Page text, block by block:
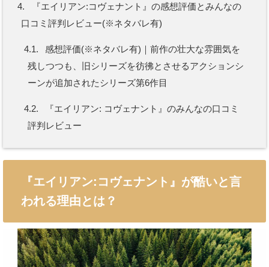
4.
『エイリアン:コヴェナント』の感想評価とみんなの
口コミ評判レビュー(※ネタバレ有)
4.1.
感想評価(※ネタバレ有)｜前作の壮大な雰囲気を
残しつつも、旧シリーズを彷彿とさせるアクションシ
ーンが追加されたシリーズ第6作目
4.2.
『エイリアン: コヴェナント』のみんなの口コミ
評判レビュー
『エイリアン:コヴェナント』が酷いと言
われる理由とは？